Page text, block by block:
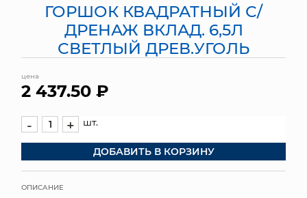
СУНДУКИ
ИСКУССТВЕННЫЕ ЦВЕТЫ
ТОРГОВЫЙ ЦЕНТР
ОПТОВЫМ КЛИЕНТАМ
ГОРШОК КВАДРАТНЫЙ С/
ДРЕНАЖ ВКЛАД. 6,5Л
СВЕТЛЫЙ ДРЕВ.УГОЛЬ
цена
2 437.50 ₽
- + шт.
ДОБАВИТЬ В КОРЗИНУ
ОПИСАНИЕ